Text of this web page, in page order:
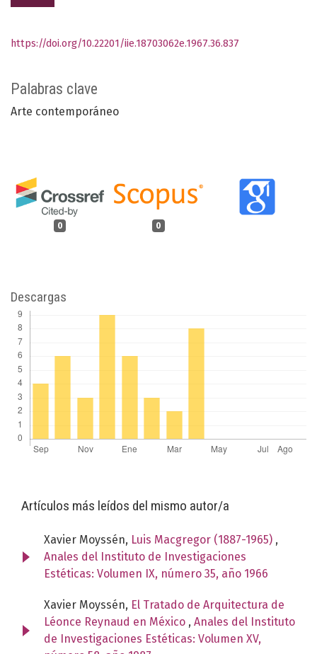
Palabras clave
Arte contemporáneo
0 0
https://doi.org/10.22201/iie.18703062e.1967.36.837
Descargas
Artículos más leídos del mismo autor/a
Xavier Moyssén, Luis Macgregor (1887-1965) ,
Anales del Instituto de Investigaciones
Estéticas: Volumen IX, número 35, año 1966
Xavier Moyssén, El Tratado de Arquitectura de
Léonce Reynaud en México , Anales del Instituto
de Investigaciones Estéticas: Volumen XV,